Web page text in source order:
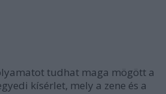
tudhat maga mögött a
kísérlet, mely a zene és a